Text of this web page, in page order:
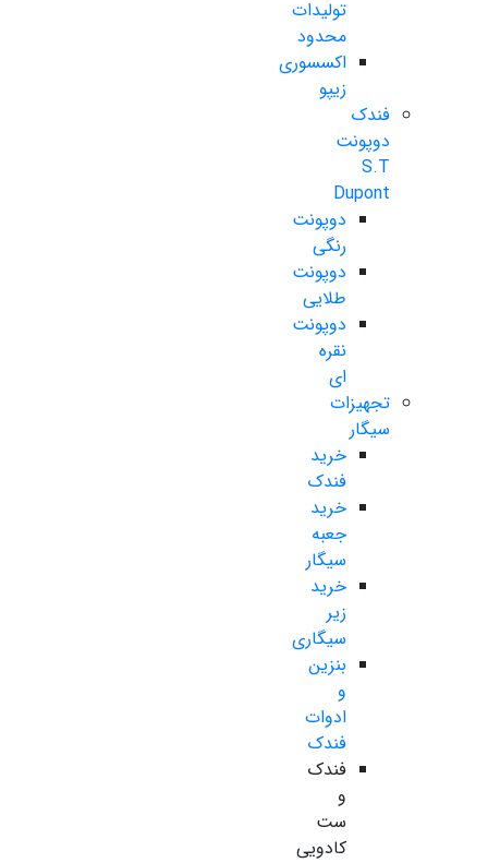
تولیدات
محدود
اکسسوری
زیپو
فندک
دوپونت
S.T
Dupont
دوپونت
رنگی
دوپونت
طلایی
دوپونت
نقره
ای
تجهیزات
سیگار
خرید
فندک
خرید
جعبه
سیگار
خرید
زیر
سیگاری
بنزین
و
ادوات
فندک
فندک
و
ست
کادویی